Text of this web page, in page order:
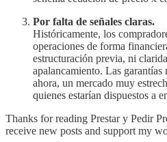
Por falta de señales claras.
Históricamente, los
operaciones de forma
estructuración previa, ni
apalancamiento. Las garantías
ahora, un mercado muy
quienes estarían dispuestos a
Thanks for reading Prestar y Pedir
receive new posts and support my